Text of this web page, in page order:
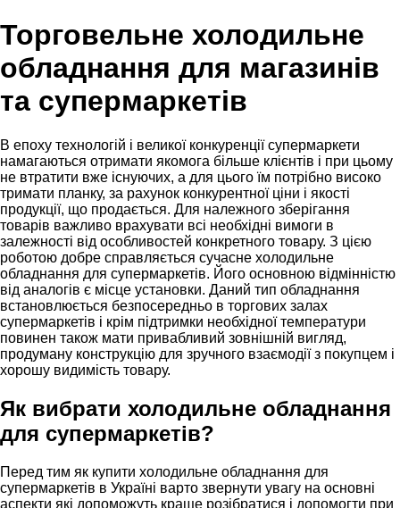
Торговельне холодильне
обладнання для магазинів
та супермаркетів
В епоху технологій і великої конкуренції супермаркети
намагаються отримати якомога більше клієнтів і при цьому
не втратити вже існуючих, а для цього їм потрібно високо
тримати планку, за рахунок конкурентної ціни і якості
продукції, що продається. Для належного зберігання
товарів важливо врахувати всі необхідні вимоги в
залежності від особливостей конкретного товару. З цією
роботою добре справляється сучасне холодильне
обладнання для супермаркетів. Його основною відмінністю
від аналогів є місце установки. Даний тип обладнання
встановлюється безпосередньо в торгових залах
супермаркетів і крім підтримки необхідної температури
повинен також мати привабливий зовнішній вигляд,
продуману конструкцію для зручного взаємодії з покупцем і
хорошу видимість товару.
Як вибрати холодильне обладнання
для супермаркетів?
Перед тим як купити холодильне обладнання для
супермаркетів в Україні варто звернути увагу на основні
аспекти які допоможуть краще розібратися і допомогти при